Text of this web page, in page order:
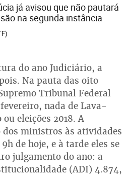
já avisou que não pautará
na segunda instância
do ano Judiciário, a
Na pauta das oito
Tribunal Federal
nada de Lava-
eleições 2018. A
dos ministros às atividades
de hoje, e à tarde eles se
julgamento do ano: a
(ADI) 4.874,